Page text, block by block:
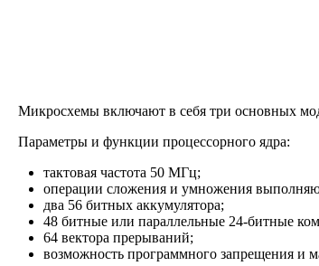
Микросхемы включают в себя три основных
Параметры и функции процессорного ядра:
тактовая частота 50 МГц;
операции сложения и умножения
два 56 битных аккумулятора;
48 битные или параллельные 24-битные
64 вектора прерываний;
возможность программного запрещения и